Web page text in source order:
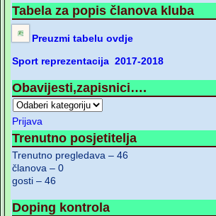
Tabela za popis članova kluba
Preuzmi tabelu ovdje
Sport reprezentacija 2017-2018
Obavijesti,zapisnici….
Prijava
Trenutno posjetitelja
Trenutno pregledava – 46
članova – 0
gosti – 46
Doping kontrola